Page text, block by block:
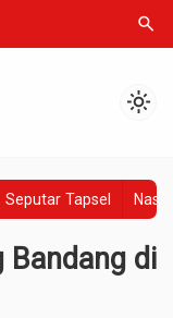
search
light_mode
Seputar Tapsel
Bandang di